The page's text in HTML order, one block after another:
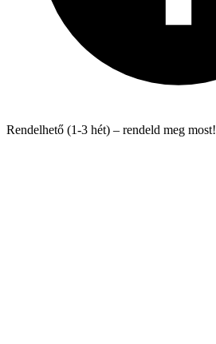
Rendelhető (1-3 hét) – rendeld meg most!